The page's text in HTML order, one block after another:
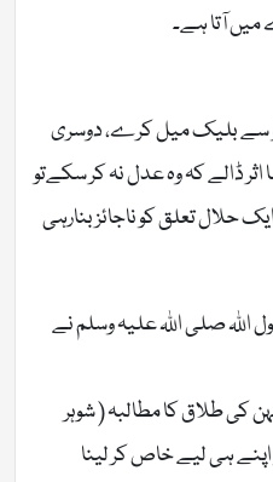
آتا ہے۔
سے بلیک میل کرے، دوسری
اثر ڈالے کہ وہ عدل نہ کر سکےتو
حلال تعلق کو ناجائز بنارہی
صلی اللہ علیہ وسلم نے
کی طلاق کا مطالبہ ( شوہر
ہی لیے خاص کر لینا